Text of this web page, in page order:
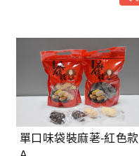
單口味袋裝麻荖-紅色款